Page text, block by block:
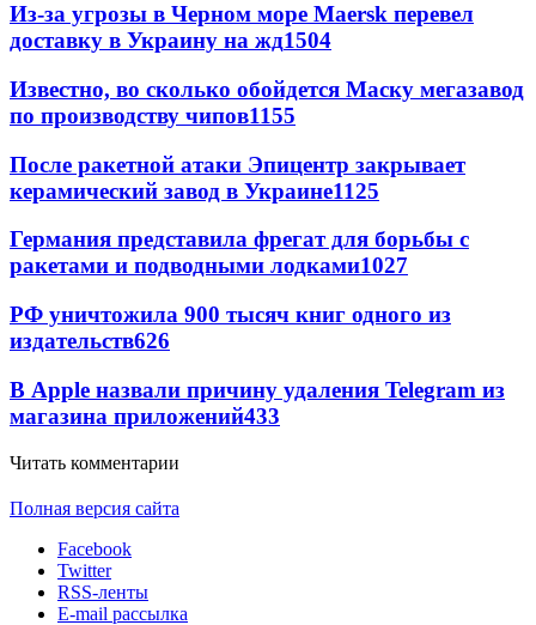
Из-за угрозы в Черном море Maersk перевел
доставку в Украину на жд1504
Известно, во сколько обойдется Маску мегазавод
по производству чипов1155
После ракетной атаки Эпицентр закрывает
керамический завод в Украине1125
Германия представила фрегат для борьбы с
ракетами и подводными лодками1027
РФ уничтожила 900 тысяч книг одного из
издательств626
В Apple назвали причину удаления Telegram из
магазина приложений433
Читать комментарии
Полная версия сайта
Facebook
Twitter
RSS-ленты
E-mail рассылка